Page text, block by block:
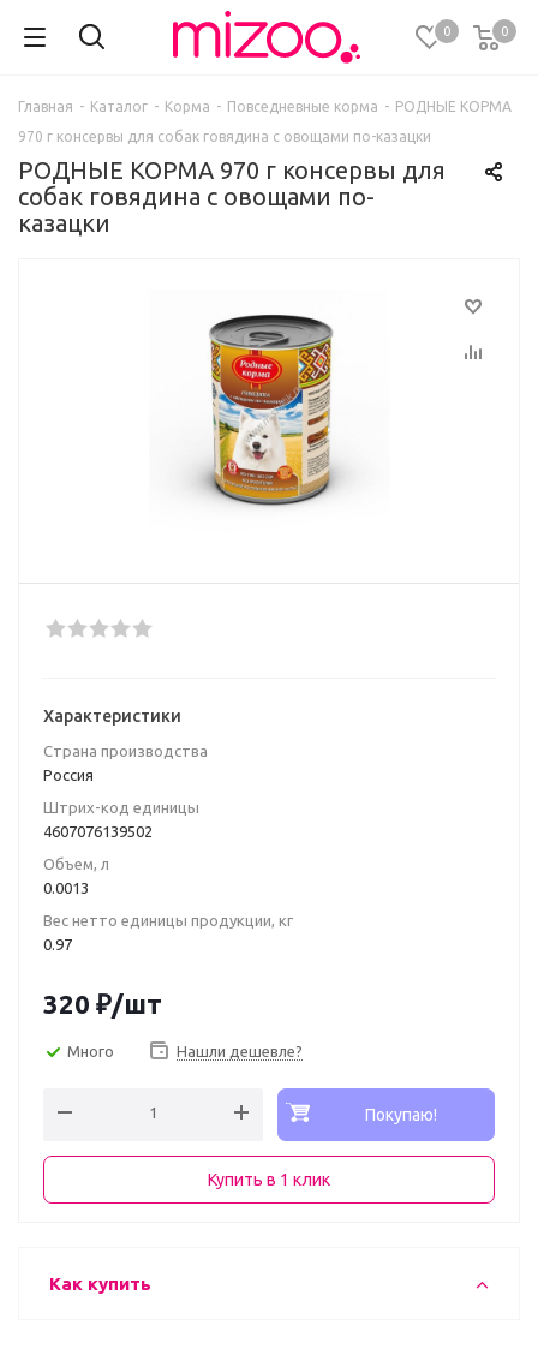
0 0
Главная - Каталог - Корма - Повседневные корма - РОДНЫЕ КОРМА
970 г консервы для собак говядина с овощами по-казацки
РОДНЫЕ КОРМА 970 г консервы для
собак говядина с овощами по-
казацки
Характеристики
Страна производства
Poccия
Штрих-код единицы
4607076139502
Объем, л
0.0013
Вес нетто единицы продукции, кг
0.97
320 ₽/шт
Много Нашли дешевле?
Покупаю!
Купить в 1 клик
Как купить